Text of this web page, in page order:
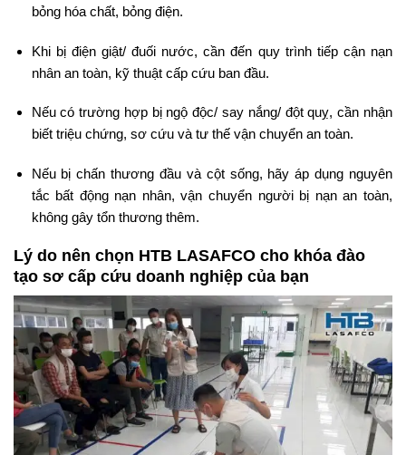
bỏng hóa chất, bỏng điện.
Khi bị điện giật/ đuối nước, cần đến quy trình tiếp cận nạn
nhân an toàn, kỹ thuật cấp cứu ban đầu.
Nếu có trường hợp bị ngộ độc/ say nắng/ đột quỵ, cần nhận
biết triệu chứng, sơ cứu và tư thế vận chuyển an toàn.
Nếu bị chấn thương đầu và cột sống, hãy áp dụng nguyên
tắc bất động nạn nhân, vận chuyển người bị nạn an toàn,
không gây tổn thương thêm.
Lý do nên chọn HTB LASAFCO cho khóa đào
tạo sơ cấp cứu doanh nghiệp của bạn